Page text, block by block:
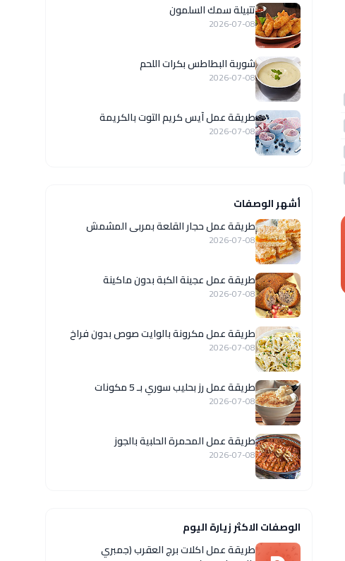
تتبيلة سمك السلمون
2026-07-08
شوربة البطاطس بكرات اللحم
2026-07-08
طريقة عمل آيس كريم التوت بالكريمة
2026-07-08
أشهر الوصفات
طريقة عمل حجار القلعة بمربى المشمش
2026-07-08
طريقة عمل عجينة الكبة بدون ماكينة
2026-07-08
طريقة عمل مكرونة بالوايت صوص بدون فراخ
2026-07-08
طريقة عمل رز بحليب سوري بـ 5 مكونات
2026-07-08
طريقة عمل المحمرة الحلبية بالجوز
2026-07-08
الوصفات الاكثر زيارة اليوم
طريقة عمل اكلات برج العقرب (جمبري